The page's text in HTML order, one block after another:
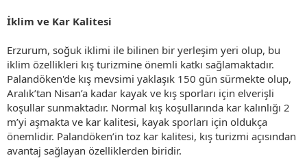
İklim ve Kar Kalitesi
Erzurum, soğuk iklimi ile bilinen bir yerleşim yeri olup, bu
iklim özellikleri kış turizmine önemli katkı sağlamaktadır.
Palandöken'de kış mevsimi yaklaşık 150 gün sürmekte olup,
Aralık’tan Nisan’a kadar kayak ve kış sporları için elverişli
koşullar sunmaktadır. Normal kış koşullarında kar kalınlığı 2
m’yi aşmakta ve kar kalitesi, kayak sporları için oldukça
önemlidir. Palandöken’in toz kar kalitesi, kış turizmi açısından
avantaj sağlayan özelliklerden biridir.